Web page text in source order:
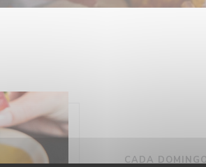
CADA